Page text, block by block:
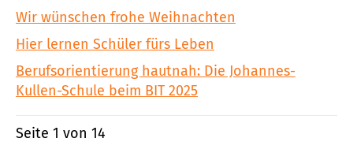
Wir wünschen frohe Weihnachten
Hier lernen Schüler fürs Leben
Berufsorientierung hautnah: Die Johannes-
Kullen-Schule beim BIT 2025
Seite 1 von 14